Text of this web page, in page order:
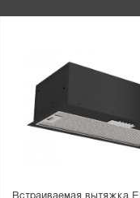
Встраиваемая вытяжка